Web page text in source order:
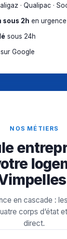
· Qualipac ·
sous 2h en urgence
sous 24h
sur Google
NOS MÉTIERS
en cascade :
corps d’état
direct.